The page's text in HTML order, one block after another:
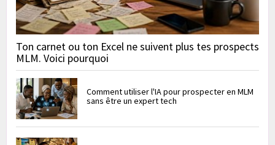
Ton carnet ou ton Excel ne suivent plus tes prospects
MLM. Voici pourquoi
Comment utiliser l'IA pour prospecter en MLM
sans être un expert tech